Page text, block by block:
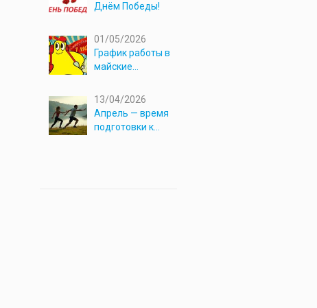
Днём Победы!
01/05/2026
График работы в
майские
13/04/2026
Апрель — время
подготовки к